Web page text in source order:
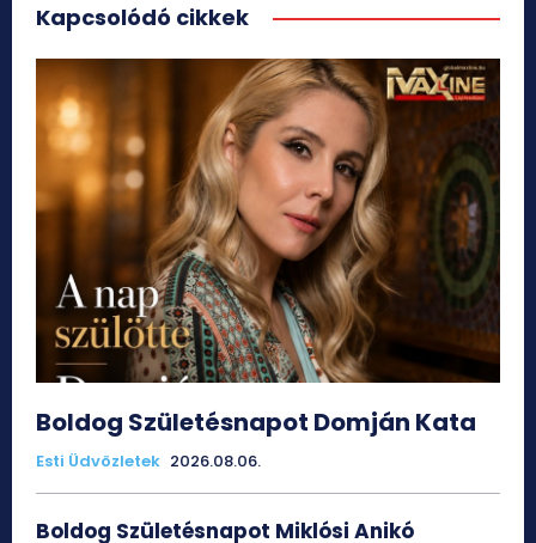
Kapcsolódó cikkek
Boldog Születésnapot Domján Kata
Esti Üdvözletek 2026.08.06.
Boldog Születésnapot Miklósi Anikó